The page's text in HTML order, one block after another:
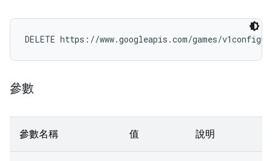
DELETE https://www.googleapis.com/games/
參數
參數名稱 值 說明